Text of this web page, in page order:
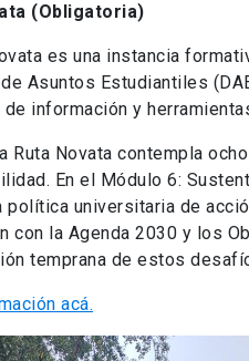
(Obligatoria)
es una instancia
Asuntos Estudiantiles
de información y
Ruta Novata contempla
En el Módulo 6:
política universitaria de
con la Agenda 2030 y los
temprana de estos
acá.